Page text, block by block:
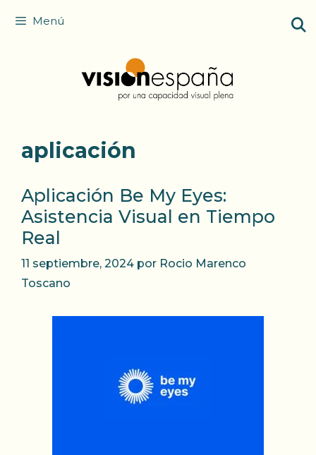
Menú
aplicación
Aplicación Be My Eyes:
Asistencia Visual en Tiempo
Real
11 septiembre, 2024 por Rocio Marenco
Toscano